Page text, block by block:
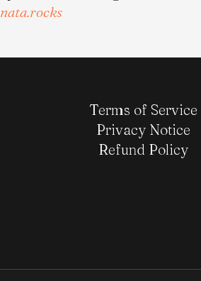
Terms of Service
Privacy Notice
Refund Policy